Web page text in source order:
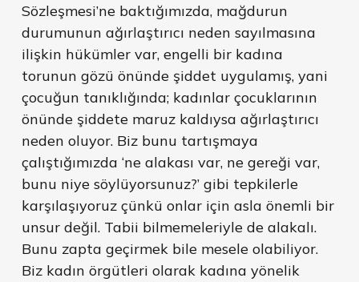
Sözleşmesi’ne baktığımızda, mağdurun
durumunun ağırlaştırıcı neden sayılmasına
ilişkin hükümler var, engelli bir kadına
torunun gözü önünde şiddet uygulamış, yani
çocuğun tanıklığında; kadınlar çocuklarının
önünde şiddete maruz kaldıysa ağırlaştırıcı
neden oluyor. Biz bunu tartışmaya
çalıştığımızda ‘ne alakası var, ne gereği var,
bunu niye söylüyorsunuz?’ gibi tepkilerle
karşılaşıyoruz çünkü onlar için asla önemli bir
unsur değil. Tabii bilmemeleriyle de alakalı.
Bunu zapta geçirmek bile mesele olabiliyor.
Biz kadın örgütleri olarak kadına yönelik